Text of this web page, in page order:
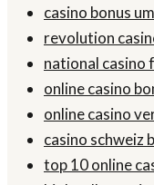
casino bonus
revolution
national casino
online casino
online casino
casino schweiz
top 10 online